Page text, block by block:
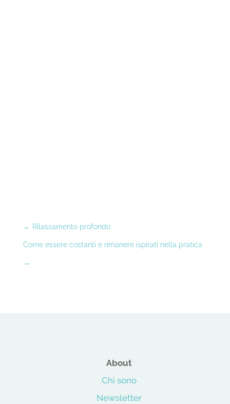
← Rilassamento profondo
Come essere costanti e rimanere ispirati nella pratica
→
About
Chi sono
Newsletter